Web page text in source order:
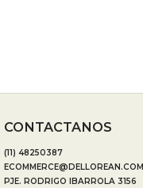
CONTACTANOS
(11) 48250387
ECOMMERCE@DELLOREAN.COM
PJE. RODRIGO IBARROLA 3156